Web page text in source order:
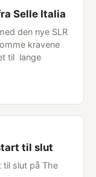
Selle Italia
den nye SLR
kravene
til lange
til slut
til slut på The